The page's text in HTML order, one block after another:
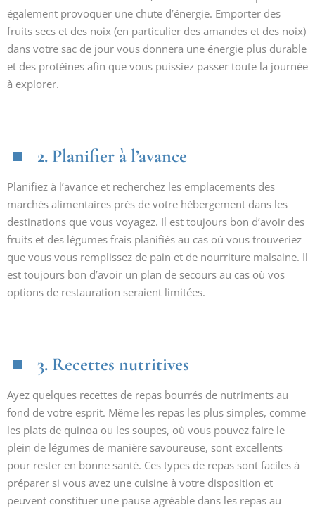
également provoquer une chute d’énergie. Emporter des
fruits secs et des noix (en particulier des amandes et des noix)
dans votre sac de jour vous donnera une énergie plus durable
et des protéines afin que vous puissiez passer toute la journée
à explorer.
2. Planifier à l’avance
Planifiez à l’avance et recherchez les emplacements des
marchés alimentaires près de votre hébergement dans les
destinations que vous voyagez. Il est toujours bon d’avoir des
fruits et des légumes frais planifiés au cas où vous trouveriez
que vous vous remplissez de pain et de nourriture malsaine. Il
est toujours bon d’avoir un plan de secours au cas où vos
options de restauration seraient limitées.
3. Recettes nutritives
Ayez quelques recettes de repas bourrés de nutriments au
fond de votre esprit. Même les repas les plus simples, comme
les plats de quinoa ou les soupes, où vous pouvez faire le
plein de légumes de manière savoureuse, sont excellents
pour rester en bonne santé. Ces types de repas sont faciles à
préparer si vous avez une cuisine à votre disposition et
peuvent constituer une pause agréable dans les repas au